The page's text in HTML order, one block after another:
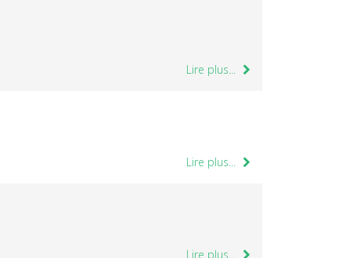
Lire plus...
Lire plus...
Lire plus...